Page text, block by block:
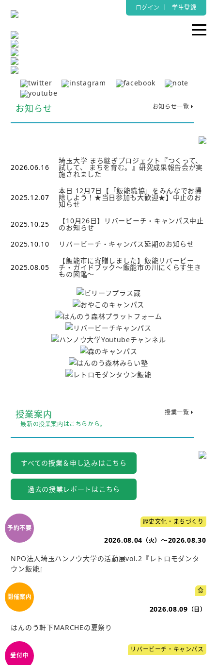
ログイン 学生登録
お知らせ お知らせ一覧
2026.06.16
埼玉大学 まち継ぎプロジェクト『つくって、
試して、 まちを育む。』研究成果報告会が実
施されました
2025.12.07
本日 12月7日【「飯能織協」をみんなでお掃
除しよう！★当日参加も大歓迎★】中止のお
知らせ
2025.10.25 【10月26日】リバービーチ・キャンパス中止
のお知らせ
2025.10.10
リバービーチ・キャンパス延期のお知らせ
2025.08.05
【飯能市に寄贈しました】飯能リバービー
チ・ガイドブック～飯能市の川にくらす生き
もの図鑑～
授業案内
最新の授業案内はこちらから。
授業一覧
すべての授業＆申し込みはこちら
過去の授業レポートはこちら
歴史文化・まちづくり
2026.08.04 （火） ～2026.08.30
NPO法人埼玉ハンノウ大学の活動展vol.2『レトロモダンタ
ウン飯能』
食
2026.08.09 （日）
はんのう軒下MARCHEの夏祭り
リバービーチ・キャンパス